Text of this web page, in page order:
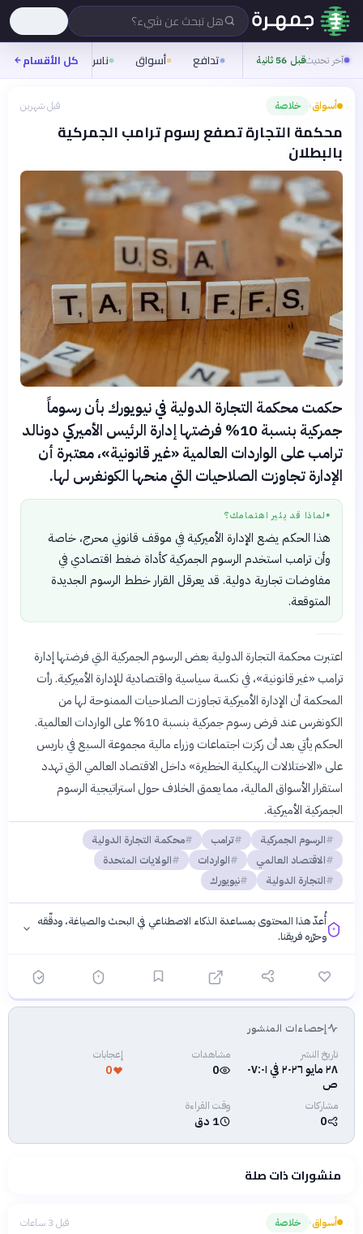
هل تبحث عن شيء؟
آخر تحديثقبل 56 ثانية تدافع أسواق ناس روح
كل الأقسام
أسواق› خلاصة قبل شهرين
محكمة التجارة تصفع رسوم ترامب الجمركية
بالبطلان
حكمت محكمة التجارة الدولية في نيويورك بأن رسوماً
جمركية بنسبة 10% فرضتها إدارة الرئيس الأميركي دونالد
ترامب على الواردات العالمية «غير قانونية»، معتبرة أن
الإدارة تجاوزت الصلاحيات التي منحها الكونغرس لها.
● لماذا قد يثير اهتمامك؟
هذا الحكم يضع الإدارة الأميركية في موقف قانوني محرج، خاصة
وأن ترامب استخدم الرسوم الجمركية كأداة ضغط اقتصادي في
مفاوضات تجارية دولية. قد يعرقل القرار خطط الرسوم الجديدة
المتوقعة.
اعتبرت محكمة التجارة الدولية بعض الرسوم الجمركية التي فرضتها إدارة
ترامب «غير قانونية»، في نكسة سياسية واقتصادية للإدارة الأميركية. رأت
المحكمة أن الإدارة الأميركية تجاوزت الصلاحيات الممنوحة لها من
الكونغرس عند فرض رسوم جمركية بنسبة 10% على الواردات العالمية.
الحكم يأتي بعد أن ركزت اجتماعات وزراء مالية مجموعة السبع في باريس
على «الاختلالات الهيكلية الخطيرة» داخل الاقتصاد العالمي التي تهدد
استقرار الأسواق المالية، مما يعمق الخلاف حول استراتيجية الرسوم
الجمركية الأميركية.
الرسوم الجمركية ترامب
محكمة التجارة الدولية
الاقتصاد العالمي
الواردات
الولايات المتحدة
التجارة الدولية
نيويورك
أُعدّ هذا المحتوى بمساعدة الذكاء الاصطناعي في البحث والصياغة، ودقّقه
وحرّره فريقنا.
فلسفتنا المعرفية·سياسة الذكاء الاصطناعيإحصاءات المنشور
تاريخ النشر
٢٨ مايو ٢٠٢٦ في ٠٧:٠١
ص
مشاهدات
0
إعجابات
0
مشاركات
0
وقت القراءة
1 دق
منشورات ذات صلة
أسواق› خلاصة قبل 3 ساعات